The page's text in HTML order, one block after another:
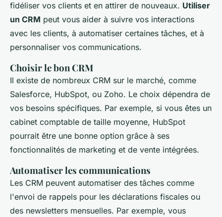
fidéliser vos clients et en attirer de nouveaux. Utiliser
un CRM peut vous aider à suivre vos interactions
avec les clients, à automatiser certaines tâches, et à
personnaliser vos communications.
Choisir le bon CRM
Il existe de nombreux CRM sur le marché, comme
Salesforce, HubSpot, ou Zoho. Le choix dépendra de
vos besoins spécifiques. Par exemple, si vous êtes un
cabinet comptable de taille moyenne, HubSpot
pourrait être une bonne option grâce à ses
fonctionnalités de marketing et de vente intégrées.
Automatiser les communications
Les CRM peuvent automatiser des tâches comme
l'envoi de rappels pour les déclarations fiscales ou
des newsletters mensuelles. Par exemple, vous